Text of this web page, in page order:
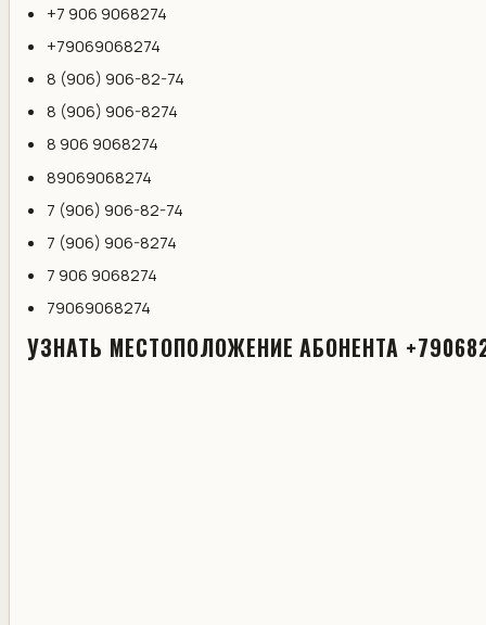
+7 906 9068274
+79069068274
8 (906) 906-82-74
8 (906) 906-8274
8 906 9068274
89069068274
7 (906) 906-82-74
7 (906) 906-8274
7 906 9068274
79069068274
УЗНАТЬ МЕСТОПОЛОЖЕНИЕ АБОНЕНТА